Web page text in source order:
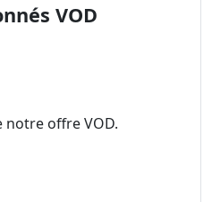
VOD
notre offre VOD.